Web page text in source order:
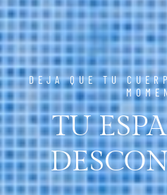
TU
DEJA QUE TU